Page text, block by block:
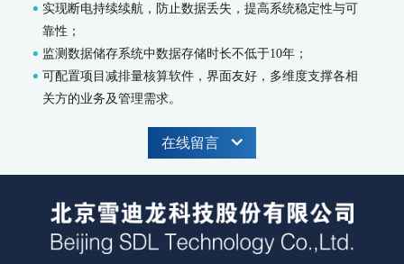
水污染防治决策支持平台
城市环境应急指挥管理平台
智能环境综合监控平台
区县智慧环保平台
园区安全环保应急一体化监管平台
SCS-900/900C GHG-智能碳排放在线计量监测系统
温室气体监测系统
AQMS-900GHG-大气温室气体监测系统
实现断电持续续航，防止数据丢失，提高系统稳定性与可
靠性；
监测数据储存系统中数据存储时长不低于10年；
可配置项目减排量核算软件，界面友好，多维度支撑各相
关方的业务及管理需求。
在线留言